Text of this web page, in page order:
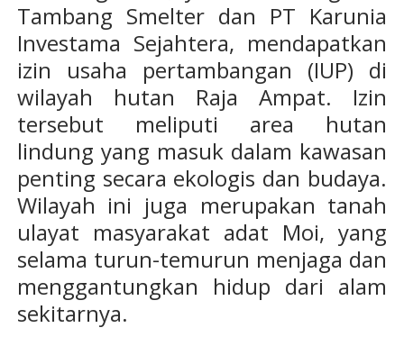
Tambang Smelter dan PT Karunia
Investama Sejahtera, mendapatkan
izin usaha pertambangan (IUP) di
wilayah hutan Raja Ampat. Izin
tersebut meliputi area hutan
lindung yang masuk dalam kawasan
penting secara ekologis dan budaya.
Wilayah ini juga merupakan tanah
ulayat masyarakat adat Moi, yang
selama turun-temurun menjaga dan
menggantungkan hidup dari alam
sekitarnya.